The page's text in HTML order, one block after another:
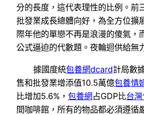
分的長度，這代表理性的比例。前
批發業成長總體向好，為全方位擴
際年他的單戀不再是浪漫的傻氣，
公式逼迫的代數題。夜輪迴供給無
據國度統包養網dcard計局數
售和批發業增添值10.5萬億包養情
比增加5.6%， 包養網占GDP比台
間咖啡館，所有的物品都必須遵循